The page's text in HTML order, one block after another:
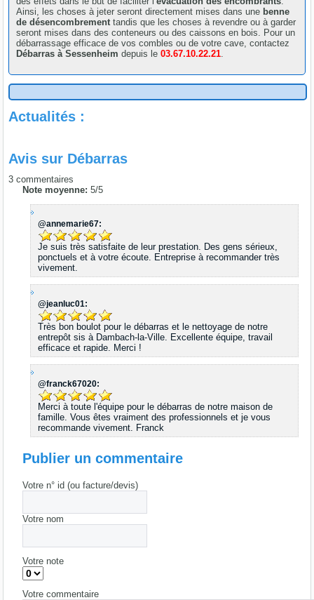
Ainsi, les choses à jeter seront directement mises dans une benne
de désencombrement tandis que les choses à revendre ou à garder
seront mises dans des conteneurs ou des caissons en bois. Pour un
débarrassage efficace de vos combles ou de votre cave, contactez
Débarras à Sessenheimdepuis le03.67.10.22.21
Actualités :
Avis sur Débarras
3 commentaires
Note moyenne:5/5
@annemarie67:
Je suis très satisfaite de leur prestation. Des gens sérieux,
ponctuels et à votre écoute. Entreprise à recommander très
vivement.
@jeanluc01:
Très bon boulot pour le débarras et le nettoyage de notre
entrepôt sis à Dambach-la-Ville. Excellente équipe, travail
efficace et rapide. Merci !
@franck67020:
Merci à toute l'équipe pour le débarras de notre maison de
famille. Vous êtes vraiment des professionnels et je vous
recommande vivement. Franck
Publier un commentaire
Votre n° id (ou facture/devis)
Votre nom
Votre note
Votre commentaire